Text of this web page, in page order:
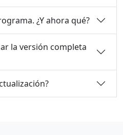
¿Y ahora qué?
la versión completa